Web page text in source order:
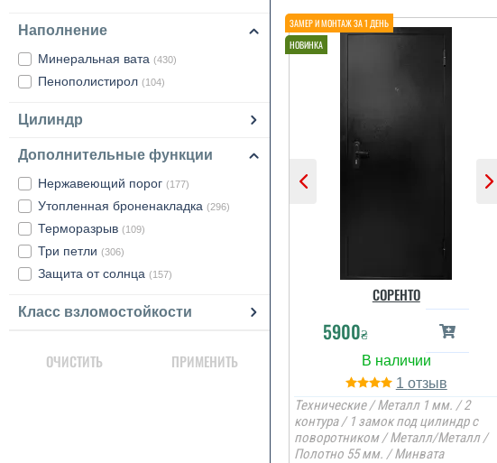
Наполнение
Минеральная вата (430)
Пенополистирол (104)
Цилиндр
Дополнительные функции
Нержавеющий порог (177)
Утопленная броненакладка (296)
Терморазрыв (109)
Три петли (306)
Защита от солнца (157)
Класс взломостойкости
ОЧИСТИТЬ ПРИМЕНИТЬ
СОРЕНТО
5900₴
1
Технические / Металл 1 мм. / 2
контура / 1 замок под цилиндр с
поворотником / Металл/Металл /
Полотно 55 мм. / Минвата